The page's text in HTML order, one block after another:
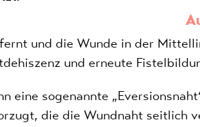
und die Wunde in der
und erneute
eine sogenannte
die die Wundnaht seitlich